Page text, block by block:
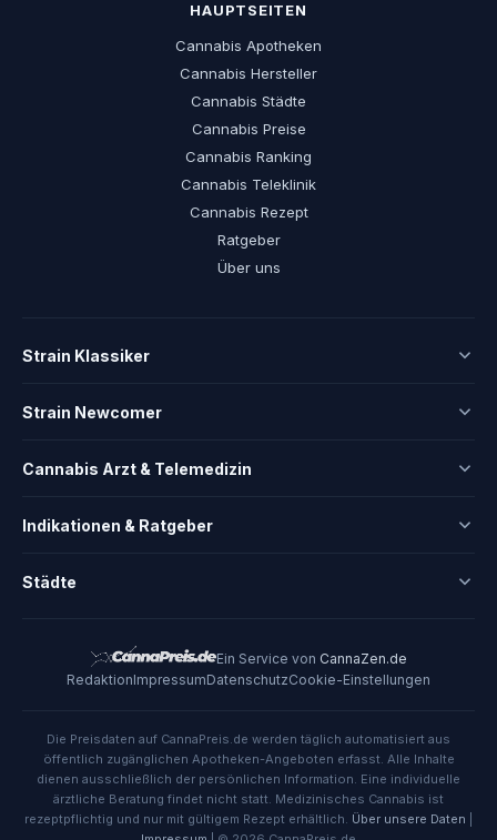
HAUPTSEITEN
Cannabis Apotheken
Cannabis Hersteller
Cannabis Städte
Cannabis Preise
Cannabis Ranking
Cannabis Teleklinik
Cannabis Rezept
Ratgeber
Über uns
Strain Klassiker
Strain Newcomer
Cannabis Arzt & Telemedizin
Indikationen & Ratgeber
Städte
Ein Service von CannaZen.de
RedaktionImpressumDatenschutzCookie-Einstellungen
Die Preisdaten auf CannaPreis.de werden täglich automatisiert aus
öffentlich zugänglichen Apotheken-Angeboten erfasst. Alle Inhalte
dienen ausschließlich der persönlichen Information. Eine individuelle
ärztliche Beratung findet nicht statt. Medizinisches Cannabis ist
rezeptpflichtig und nur mit gültigem Rezept erhältlich. Über unsere Daten